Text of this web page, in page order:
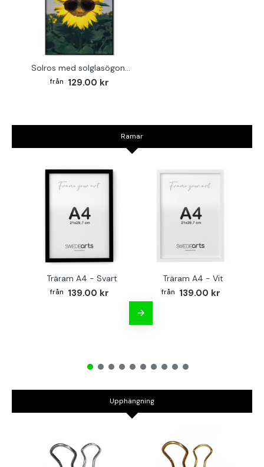
Solros med solglasögon - Trendig växtposter
129.00 kr
Ramar
Träram A4 - Svart
139.00 kr
Träram A4 - Vit
139.00 kr
Upphängning